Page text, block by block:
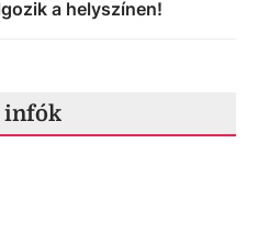
a helyszínen!
infók